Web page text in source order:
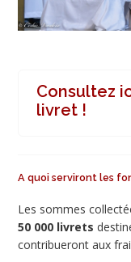
Consultez
livret !
A quoi serviront les
Les sommes
50 000 livrets
contribueront aux